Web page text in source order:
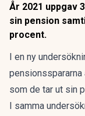
År 2021 uppgav
sin pension
procent.
I en ny
som de tar ut sin
I samma